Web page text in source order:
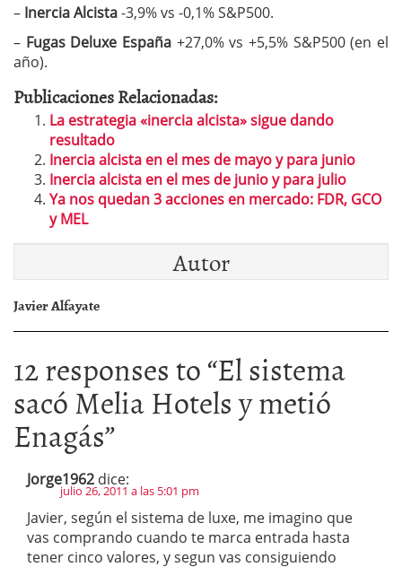
– Inercia Alcista-3,9% vs -0,1% S&P500.
– Fugas Deluxe España +27,0% vs +5,5% S&P500 (en el
año).
Publicaciones Relacionadas:
La estrategia «inercia alcista» sigue dando
resultado
Inercia alcista en el mes de mayo y para junio
Inercia alcista en el mes de junio y para julio
Ya nos quedan 3 acciones en mercado: FDR, GCO
y MEL
Autor
Javier Alfayate
12 responses to “El sistema
sacó Melia Hotels y metió
Enagás”
Jorge1962 dice:
julio 26, 2011 a las 5:01 pm
Javier, según el sistema de luxe, me imagino que
vas comprando cuando te marca entrada hasta
tener cinco valores, y segun vas consiguiendo